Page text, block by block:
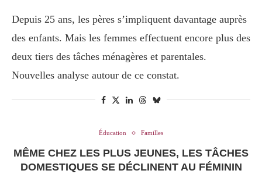
Depuis 25 ans, les pères s’impliquent davantage auprès
des enfants. Mais les femmes effectuent encore plus des
deux tiers des tâches ménagères et parentales.
Nouvelles analyse autour de ce constat.
Éducation Familles
MÊME CHEZ LES PLUS JEUNES, LES TÂCHES
DOMESTIQUES SE DÉCLINENT AU FÉMININ